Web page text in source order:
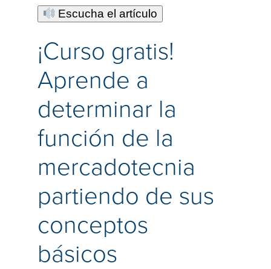
Escucha el artículo
¡Curso gratis!
Aprende a
determinar la
función de la
mercadotecnia
partiendo de sus
conceptos
básicos